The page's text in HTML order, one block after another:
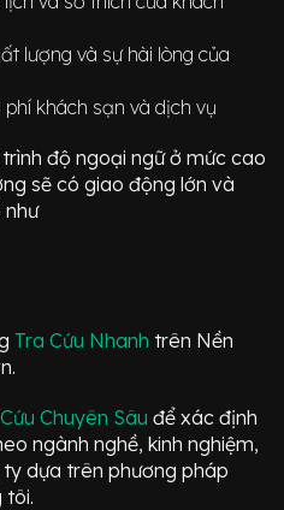
lượng và sự hài lòng của
khách sạn và dịch vụ
độ ngoại ngữ ở mứccao
sẽ có giao độnglớn và
như
Tra Cứu Nhanh trên Nền
Chuyên Sâuđể xác định
ngành nghề, kinh nghiệm,
dựa trên phương pháp
tôi.